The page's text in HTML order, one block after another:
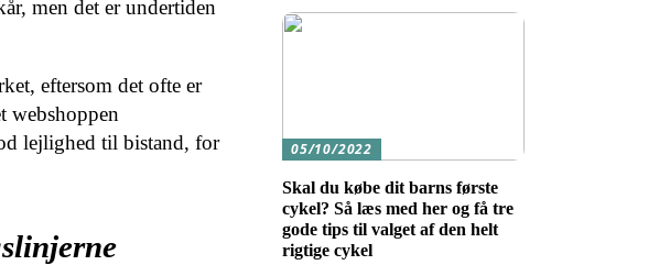
men det er undertiden
eftersom det ofte er
webshoppen
lejlighed til bistand, for
05/10/2022
Skal du købe dit barns første
cykel? Så læs med her og få tre
gode tips til valget af den helt
rigtige cykel